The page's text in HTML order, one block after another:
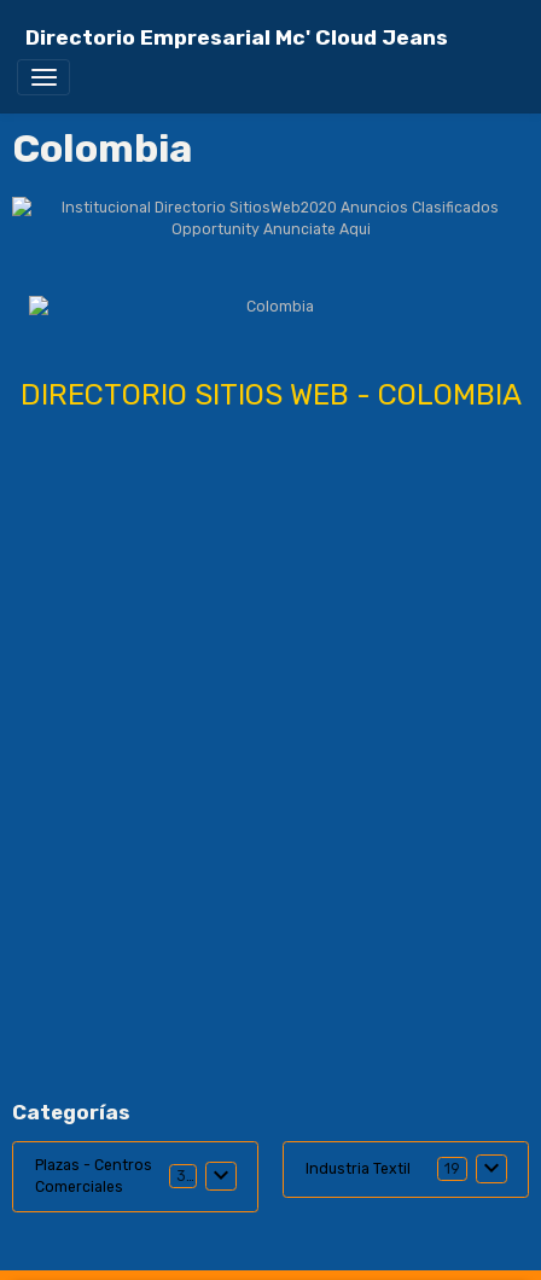
Directorio Empresarial Mc' Cloud Jeans
Colombia
DIRECTORIO SITIOS WEB - COLOMBIA
Categorías
Plazas - Centros
Comerciales
35 Industria Textil 19